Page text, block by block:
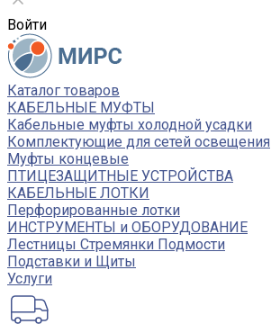
Войти
Каталог товаров
КАБЕЛЬНЫЕ МУФТЫ
Кабельные муфты холодной усадки
Комплектующие для сетей освещения
Муфты концевые
ПТИЦЕЗАЩИТНЫЕ УСТРОЙСТВА
КАБЕЛЬНЫЕ ЛОТКИ
Перфорированные лотки
ИНСТРУМЕНТЫ и ОБОРУДОВАНИЕ
Лестницы Стремянки Подмости
Подставки и Щиты
Услуги